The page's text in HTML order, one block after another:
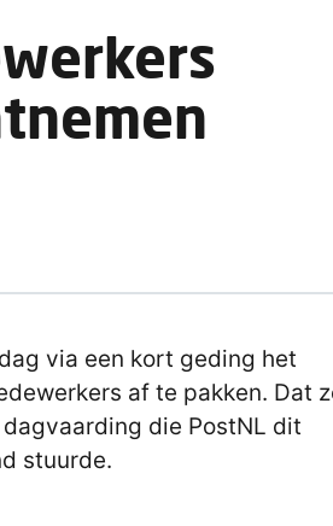
via een kort geding het
af te pakken. Dat
die PostNL dit
stuurde.